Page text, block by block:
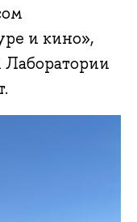
и кино»,